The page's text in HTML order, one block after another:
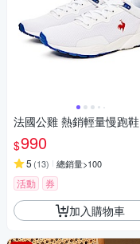
法國公雞 熱銷輕量慢跑鞋
$990
5 (13) 總銷量>100
活動 券
加入購物車